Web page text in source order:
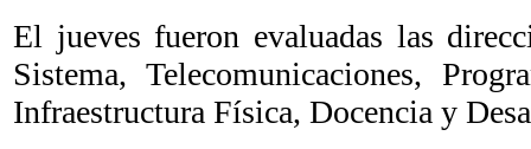
El jueves fueron evaluadas las
Sistema, Telecomunicaciones,
Infraestructura Física, Docencia y